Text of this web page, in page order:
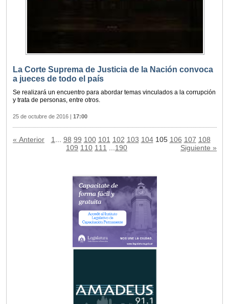
La Corte Suprema de Justicia de la Nación convoca
a jueces de todo el país
Se realizará un encuentro para abordar temas vinculados a la corrupción
y trata de personas, entre otros.
25 de octubre de 2016 17:00
« Anterior 1... 98 99 100 101 102 103 104 105 106 107 108
109 110 111 ...190 Siguiente »